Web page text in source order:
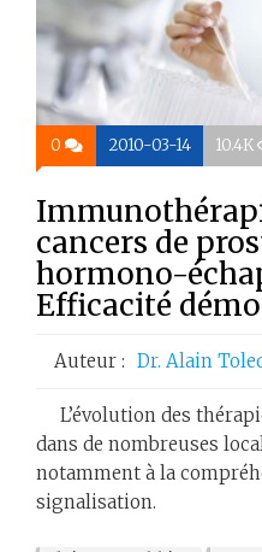
0 2010-03-14 10.4K
cancers de
hormono-
Efficacité
Auteur : Dr. Alain
L’évolution des
dans de nombreuses
notamment à la
signalisation.